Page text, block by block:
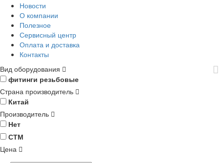
Новости
О компании
Полезное
Сервисный центр
Оплата и доставка
Контакты
Вид оборудования
фитинги резьбовые
Страна производитель
Китай
Производитель
Нет
СТМ
Цена